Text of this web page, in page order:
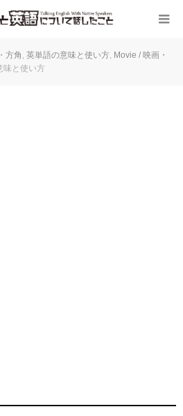
方角 , 英単語の意味と使い方, Movie / 映画・
味と使い方